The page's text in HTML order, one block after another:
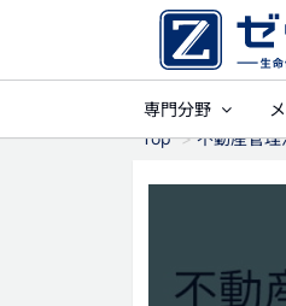
専門分野
Top
不動産管